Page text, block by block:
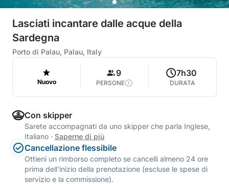
Lasciati incantare dalle acque della
Sardegna
Porto di Palau, Palau, Italy
Nuovo
9
PERSONE
7h30
DURATA
Con skipper
Sarete accompagnati da uno skipper che parla Inglese,
Italiano · Saperne di più
Cancellazione flessibile
Ottieni un rimborso completo se cancelli almeno 24 ore
prima dell'inizio della prenotazione (escluse le spese di
servizio e la commissione).